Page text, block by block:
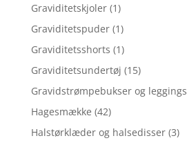
Graviditetskjoler (1)
Graviditetspuder (1)
Graviditetsshorts (1)
Graviditetsundertøj (15)
Gravidstrømpebukser og leggings
Hagesmække (42)
Halstørklæder og halsedisser (3)